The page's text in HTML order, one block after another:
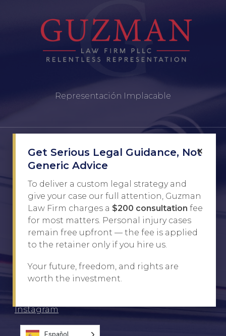
Representación Implacable
Sede Central
1801 Washington Street
Laredo, TX, 78040, ESTADOS UNIDOS
(956) 333-3977
Social
TikTok
Instagram
×
Get Serious Legal Guidance, Not
Generic Advice
To deliver a custom legal strategy and
give your case our full attention, Guzman
Law Firm charges a $200 consultation fee
for most matters. Personal injury cases
remain free upfront — the fee is applied
to the retainer only if you hire us.
Your future, freedom, and rights are
worth the investment.
Español